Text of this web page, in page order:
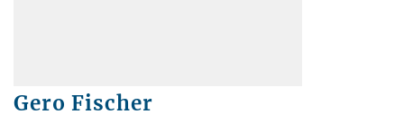
Gero Fischer